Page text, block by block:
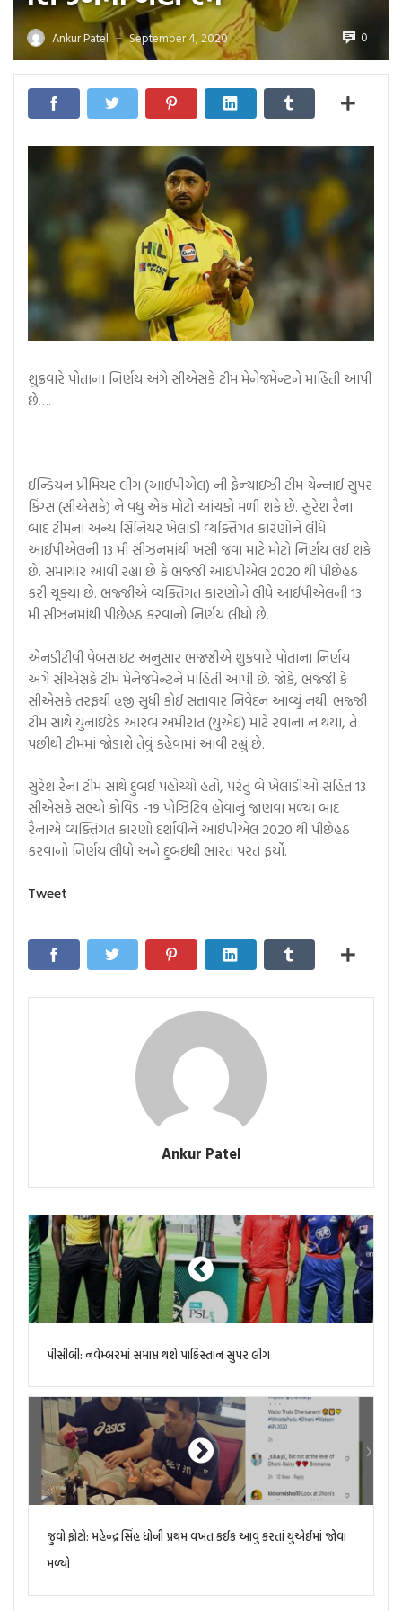
Ankur Patel — September 4, 2020 0
શુક્રવારે પોતાના નિર્ણય અંગે સીએસકે ટીમ મેનેજમેન્ટને માહિતી આપી
છે….
ઈન્ડિયન પ્રીમિયર લીગ (આઈપીએલ) ની ફ્રેન્ચાઇઝી ટીમ ચેન્નાઈ સુપર
કિંગ્સ (સીએસકે) ને વધુ એક મોટો આંચકો મળી શકે છે. સુરેશ રૈના
બાદ ટીમના અન્ય સિનિયર ખેલાડી વ્યક્તિગત કારણોને લીધે
આઈપીએલની 13 મી સીઝનમાંથી ખસી જવા માટે મોટો નિર્ણય લઈ શકે
છે. સમાચાર આવી રહ્યા છે કે ભજ્જી આઈપીએલ 2020 થી પીછેહઠ
કરી ચૂક્યા છે. ભજ્જીએ વ્યક્તિગત કારણોને લીધે આઈપીએલની 13
મી સીઝનમાંથી પીછેહઠ કરવાનો નિર્ણય લીધો છે.
એનડીટીવી વેબસાઇટ અનુસાર ભજ્જીએ શુક્રવારે પોતાના નિર્ણય
અંગે સીએસકે ટીમ મેનેજમેન્ટને માહિતી આપી છે. જોકે, ભજ્જી કે
સીએસકે તરફથી હજી સુધી કોઈ સત્તાવાર નિવેદન આવ્યું નથી. ભજ્જી
ટીમ સાથે યુનાઇટેડ આરબ અમીરાત (યુએઈ) માટે રવાના ન થયા, તે
પછીથી ટીમમાં જોડાશે તેવું કહેવામાં આવી રહ્યું છે.
સુરેશ રૈના ટીમ સાથે દુબઈ પહોંચ્યો હતો, પરંતુ બે ખેલાડીઓ સહિત 13
સીએસકે સભ્યો કોવિડ -19 પોઝિટિવ હોવાનું જાણવા મળ્યા બાદ
રૈનાએ વ્યક્તિગત કારણો દર્શાવીને આઈપીએલ 2020 થી પીછેહઠ
કરવાનો નિર્ણય લીધો અને દુબઈથી ભારત પરત ફર્યો.
Tweet
Ankur Patel
પીસીબી: નવેમ્બરમાં સમાપ્ત થશે પાકિસ્તાન સુપર લીગ
જુવો ફોટો: મહેન્દ્ર સિંહ ધોની પ્રથમ વખત કઈક આવું કરતાં યુએઈમાં જોવા
મળ્યો